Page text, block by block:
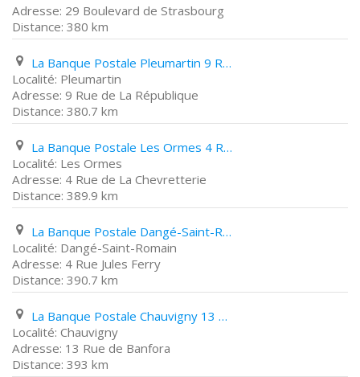
29 Boulevard de Strasbourg
380 km
La Banque Postale Pleumartin 9 Rue de La République
Pleumartin
9 Rue de La République
380.7 km
La Banque Postale Les Ormes 4 Rue de La Chevretterie
Les Ormes
4 Rue de La Chevretterie
389.9 km
La Banque Postale Dangé-Saint-Romain 4 Rue Jules Ferry
Dangé-Saint-Romain
4 Rue Jules Ferry
390.7 km
La Banque Postale Chauvigny 13 Rue de Banfora
Chauvigny
13 Rue de Banfora
393 km